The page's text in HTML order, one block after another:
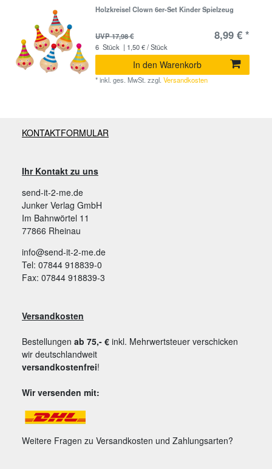
Holzkreisel Clown 6er-Set Kinder Spielzeug
UVP 17,98 € 8,99 € *
6 Stück | 1,50 € / Stück
In den Warenkorb
*inkl. ges. MwSt. zzgl.Versandkosten
KONTAKTFORMULAR
Ihr Kontakt zu uns
send-it-2-me.de
Junker Verlag GmbH
Im Bahnwörtel 11
77866 Rheinau
info@send-it-2-me.de
Tel: 07844 918839-0
Fax: 07844 918839-3
Versandkosten
Bestellungen ab 75,- € inkl. Mehrwertsteuer verschicken
wir deutschlandweit
versandkostenfrei!
Wir versenden mit:
Weitere Fragen zu Versandkosten und Zahlungsarten?